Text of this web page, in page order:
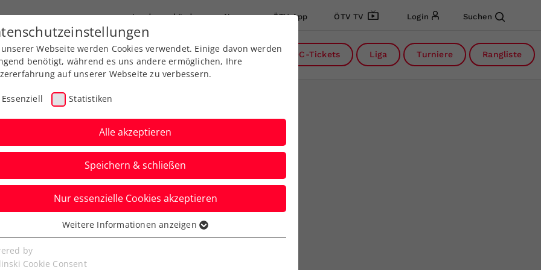
Landesverbände News ÖTV App ÖTV TV Login Suchen
Ausbildung Services Über uns DC-Tickets Liga Turniere Rangliste
Monte-Carlo-
„Ich habe mir oft die
Webseite werden Cookies verwendet. Einige davon werden
benötigt, während es uns andere ermöglichen, Ihre
auf unserer Webseite zu verbessern.
Essenziell Statistiken
Alle akzeptieren
Speichern & schließen
Nur essenzielle Cookies akzeptieren
Cookies werden für grundlegende Funktionen der
benötigt. Dadurch ist gewährleistet, dass die Webseite
Weitere Informationen anzeigen
by
Cookie Consent